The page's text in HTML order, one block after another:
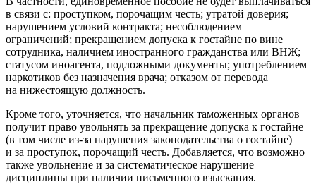
в связи с: проступком, порочащим честь; утратой доверия;
нарушением условий контракта; несоблюдением
ограничений; прекращением допуска к гостайне по вине
сотрудника, наличием иностранного гражданства или ВНЖ;
статусом иноагента, подложными документы; употреблением
наркотиков без назначения врача; отказом от перевода
на нижестоящую должность.
Кроме того, уточняется, что начальник таможенных органов
получит право увольнять за прекращение допуска к гостайне
(в том числе из-за нарушения законодательства о гостайне)
и за проступок, порочащий честь. Добавляется, что возможно
также увольнение и за систематическое нарушение
дисциплины при наличии письменного взыскания.